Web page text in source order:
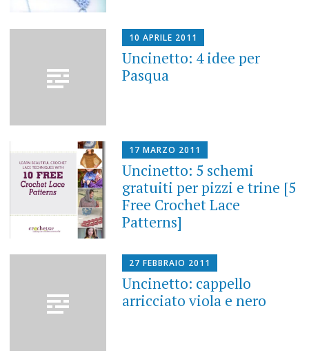
10 APRILE 2011
Uncinetto: 4 idee per
Pasqua
17 MARZO 2011
Uncinetto: 5 schemi
gratuiti per pizzi e trine [5
Free Crochet Lace
Patterns]
27 FEBBRAIO 2011
Uncinetto: cappello
arricciato viola e nero